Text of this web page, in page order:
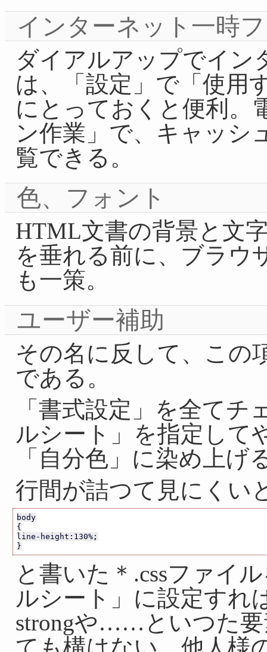
インターネット一時
ダイアルアップでイン
は、「設定」で「使用
にとっておくと便利。
ン作業」で、キャッシ
覧できる。
色、フォント
HTML文書の背景と文
を垂れる前に、ブラウ
も一策。
ユーザー補助
その名に反して、この
である。
「書式設定」を全て
ルシート」を指定して
「自分色」に染め上げ
行間が詰つて見にくい
body
{
line-height:130%;
}
と書いた＊.cssファイ
ルシート」に設定すれ
strongや……といつた要